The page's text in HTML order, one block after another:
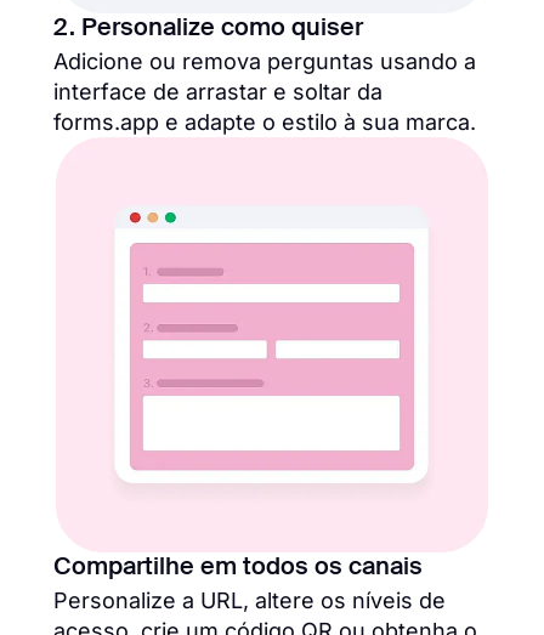
2. Personalize como quiser
Adicione ou remova perguntas usando a
interface de arrastar e soltar da
forms.app e adapte o estilo à sua marca.
Compartilhe em todos os canais
Personalize a URL, altere os níveis de